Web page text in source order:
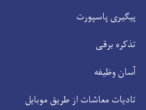
پیگیری پاسپورت
تذکره برقی
آسان وظیفه
تادیات معاشات از طریق موبایل